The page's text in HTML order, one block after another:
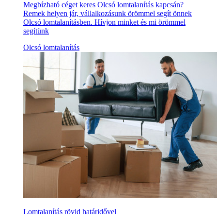
Megbízható céget keres Olcsó lomtalanítás kapcsán?
Remek helyen jár, vállalkozásunk örömmel segít önnek
Olcsó lomtalanításben. Hívjon minket és mi örömmel
segítünk
Olcsó lomtalanítás
Lomtalanítás rövid határidővel